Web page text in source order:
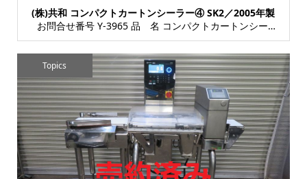
(株)共和 コンパクトカートンシーラー④ SK2／2005年製
お問合せ番号 Y-3965 品 名 コンパクトカートンシーラー(手動調整型) 型 式 ...
Topics